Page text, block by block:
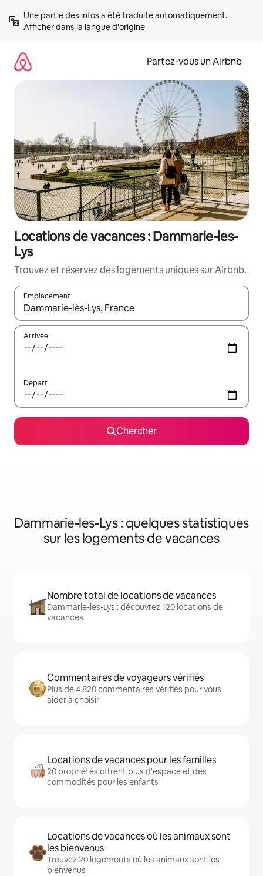
directement
Afficher dans la langue d'origine
Partez-vous un Airbnb
Locations de vacances : Dammarie-les-
Lys
Trouvez et réservez des logements uniques sur Airbnb.
Emplacement
Quand les résultats sont affichés, parcourez-les en utilisant
Arrivée
Départ
Chercher
Dammarie-les-Lys : quelques statistiques
sur les logements de vacances
Nombre total de locations de vacances
Dammarie-les-Lys : découvrez 120 locations de
vacances
Commentaires de voyageurs vérifiés
Plus de 4 820 commentaires vérifiés pour vous
aider à choisir
Locations de vacances pour les familles
20 propriétés offrent plus d'espace et des
commodités pour les enfants
Locations de vacances où les animaux sont
les bienvenus
Trouvez 20 logements où les animaux sont les
bienvenus